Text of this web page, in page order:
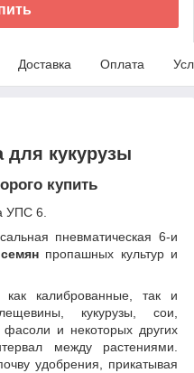
Доставка Оплата
для кукурузы
купить
УПС 6.
пневматическая 6-и
пропашных культур и
калиброванные, так и
кукурузы, сои,
и некоторых других
между растениями.
удобрения, прикатывая